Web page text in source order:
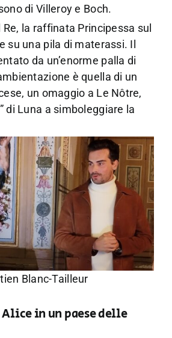
di Villeroy e Boch.
la raffinata Principessa sul
su una pila di materassi. Il
da un’enorme palla di
è quella di un
un omaggio a Le Nôtre,
di Luna a simboleggiare la
Blanc-Tailleur
in un paese delle